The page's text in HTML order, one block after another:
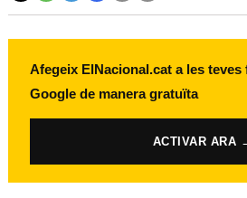
Afegeix ElNacional.cat a les
Google de manera gratuïta
ACTIVAR ARA